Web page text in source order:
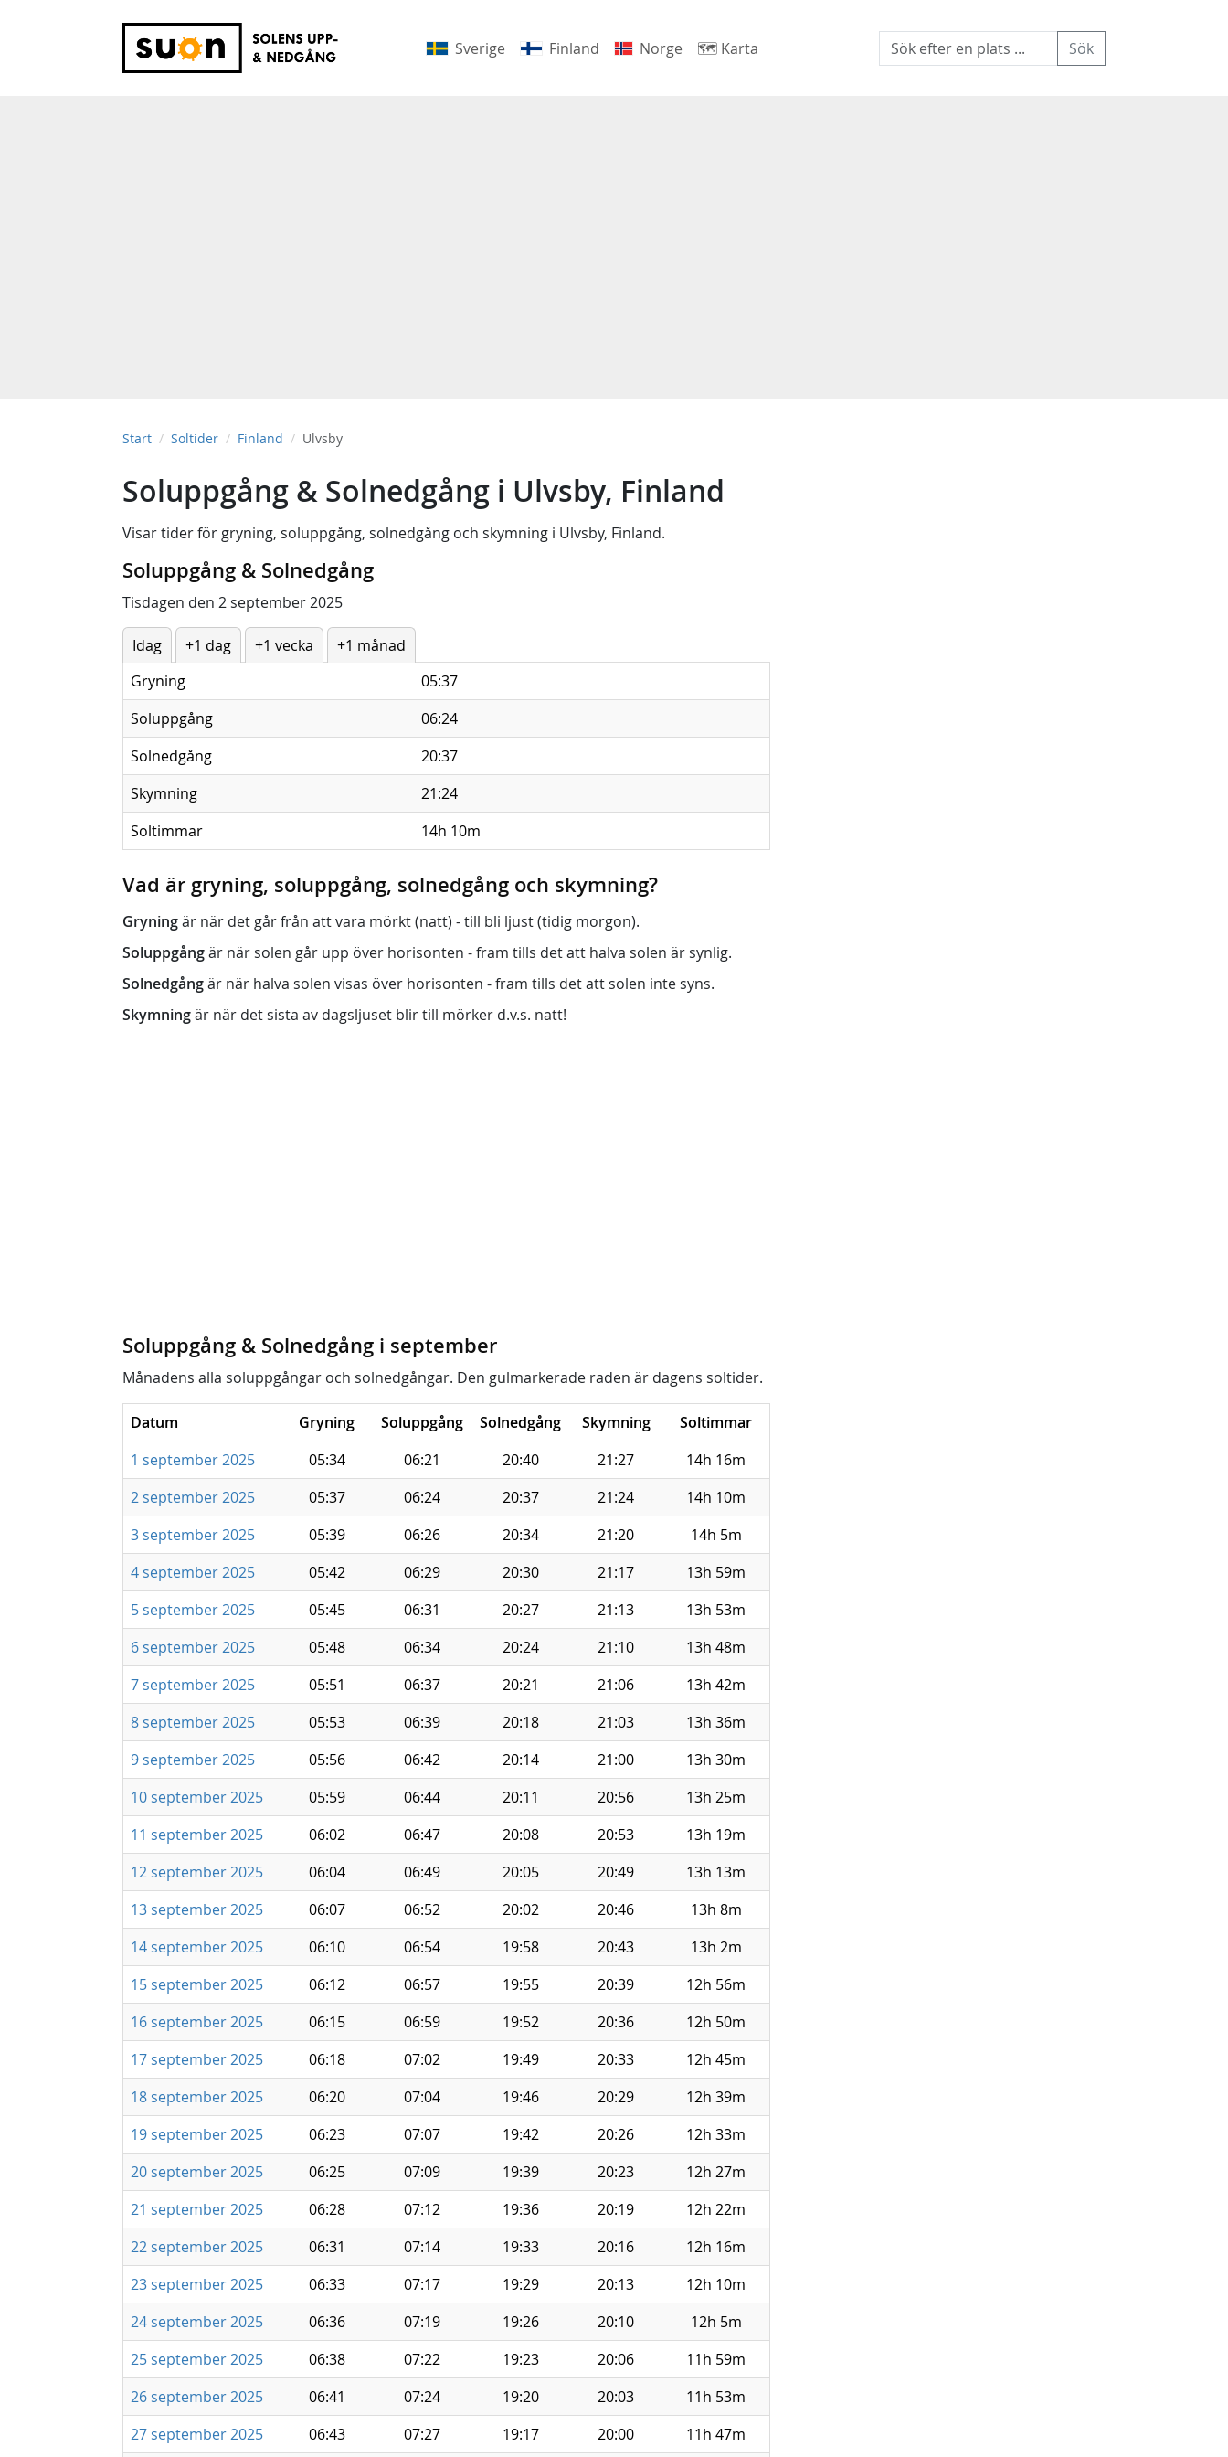
Sverige Finland Norge 🗺 Karta
Start Soltider Finland Ulvsby
Soluppgång & Solnedgång i Ulvsby, Finland
Visar tider för gryning, soluppgång, solnedgång och skymning i Ulvsby, Finland.
Soluppgång & Solnedgång
Tisdagen den 2 september 2025
Idag +1 dag +1 vecka
+1 månad
Gryning
05:37
Soluppgång
06:24
Solnedgång
20:37
Skymning
21:24
Soltimmar
14h 10m
Vad är gryning, soluppgång, solnedgång och skymning?
Gryningär när det går från att vara mörkt (natt) - till bli ljust (tidig morgon).
Soluppgångär när solen går upp över horisonten - fram tills det att halva solen är synlig.
Solnedgångär när halva solen visas över horisonten - fram tills det att solen inte syns.
Skymningär när det sista av dagsljuset blir till mörker d.v.s. natt!
Soluppgång & Solnedgång i september
Månadens alla soluppgångar och solnedgångar. Den gulmarkerade raden är dagens soltider.
Datum Gryning Soluppgång Solnedgång Skymning
Soltimmar
1 september 2025
05:34 06:21 20:40 21:27
14h 16m
2 september 2025
05:37 06:24 20:37 21:24
14h 10m
3 september 2025
05:39 06:26 20:34 21:20
14h 5m
4 september 2025
05:42 06:29 20:30 21:17
13h 59m
5 september 2025
05:45 06:31 20:27 21:13
13h 53m
6 september 2025
05:48 06:34 20:24 21:10
13h 48m
7 september 2025
05:51 06:37 20:21 21:06
13h 42m
8 september 2025
05:53 06:39 20:18 21:03
13h 36m
9 september 2025
05:56 06:42 20:14 21:00
13h 30m
10 september 2025
05:59 06:44 20:11 20:56
13h 25m
11 september 2025
06:02 06:47 20:08 20:53
13h 19m
12 september 2025
06:04 06:49 20:05 20:49
13h 13m
13 september 2025
06:07 06:52 20:02 20:46
13h 8m
14 september 2025
06:10 06:54 19:58 20:43
13h 2m
15 september 2025
06:12 06:57 19:55 20:39
12h 56m
16 september 2025
06:15 06:59 19:52 20:36
12h 50m
17 september 2025
06:18 07:02 19:49 20:33
12h 45m
18 september 2025
06:20 07:04 19:46 20:29
12h 39m
19 september 2025
06:23 07:07 19:42 20:26
12h 33m
20 september 2025
06:25 07:09 19:39 20:23
12h 27m
21 september 2025
06:28 07:12 19:36 20:19
12h 22m
22 september 2025
06:31 07:14 19:33 20:16
12h 16m
23 september 2025
06:33 07:17 19:29 20:13
12h 10m
24 september 2025
06:36 07:19 19:26 20:10
12h 5m
25 september 2025
06:38 07:22 19:23 20:06
11h 59m
26 september 2025
06:41 07:24 19:20 20:03
11h 53m
27 september 2025
06:43 07:27 19:17 20:00 11h 47m